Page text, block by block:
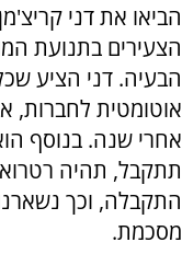
הביאו את דני
הצעירים בתנועת
הבעיה. דני הציע
אוטומטית לחברות,
אחרי שנה. בנוסף
תתקבל, תהיה
התקבלה, וכך
מסכמת.